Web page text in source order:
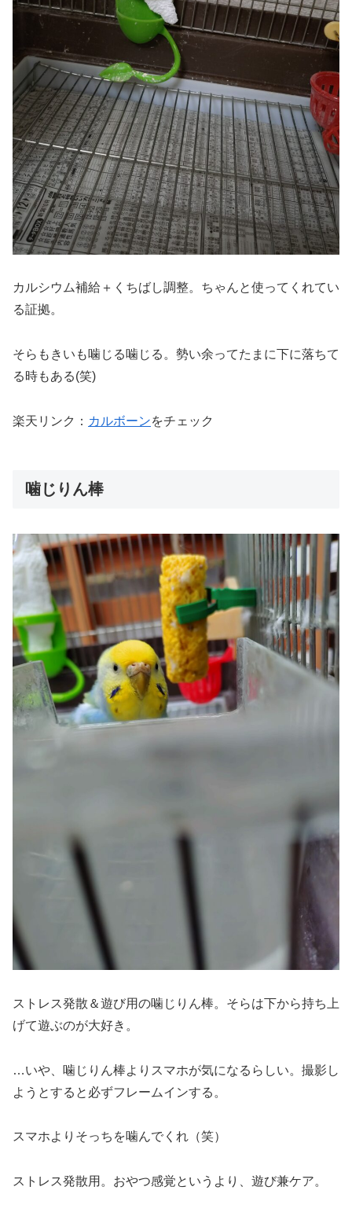
カルシウム補給＋くちばし調整。ちゃんと使ってくれてい
る証拠。
そらもきいも噛じる噛じる。勢い余ってたまに下に落ちて
る時もある(笑)
楽天リンク： カルボーンをチェック
噛じりん棒
ストレス発散＆遊び用の噛じりん棒。そらは下から持ち上
げて遊ぶのが大好き。
…いや、噛じりん棒よりスマホが気になるらしい。撮影し
ようとすると必ずフレームインする。
スマホよりそっちを噛んでくれ（笑）
ストレス発散用。おやつ感覚というより、遊び兼ケア。